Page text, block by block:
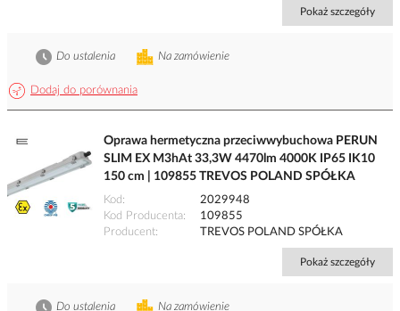
Pokaż szczegóły
Dodaj do porównania
Na zamówienie
Do ustalenia
Oprawa hermetyczna przeciwwybuchowa PERUN
SLIM EX M3hAt 33,3W 4470lm 4000K IP65 IK10
150 cm | 109855 TREVOS POLAND SPÓŁKA
Kod
2029948
Kod Producenta
109855
Producent
TREVOS POLAND SPÓŁKA
Pokaż szczegóły
Na zamówienie
Do ustalenia